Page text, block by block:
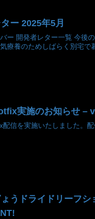
ー 2025年5月
ー 開発者レター一覧 今後
療養のためしばらく別宅で
実施のお知らせ –
配信を実施いたしました。配
ょうドライドリーフ